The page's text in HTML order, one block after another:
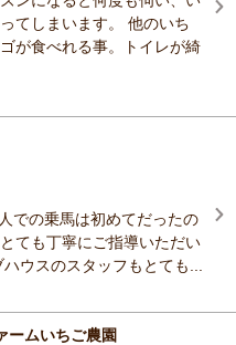
てしまいます。 他のいち
が食べれる事。トイレが綺
での乗馬は初めてだったの
ても丁寧にご指導いただい
ウスのスタッフもとても...
ムいちご農園